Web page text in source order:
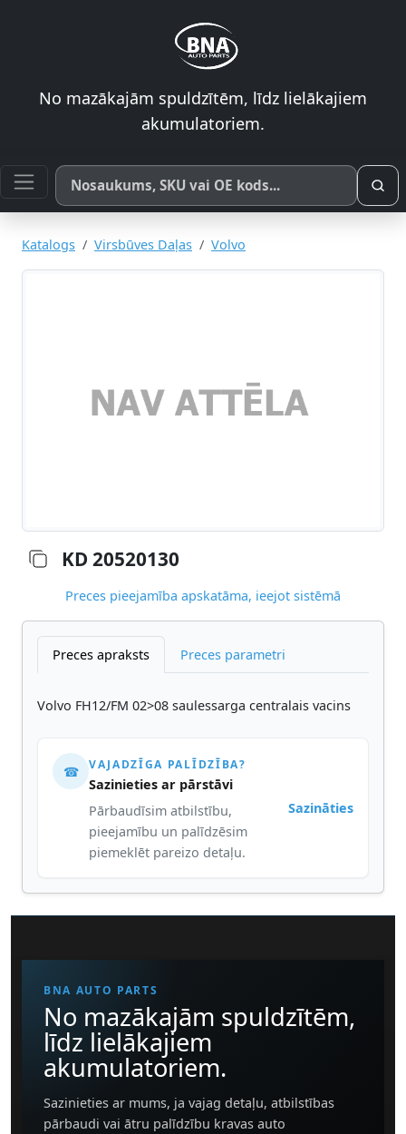
No mazākajām spuldzītēm, līdz lielākajiem
akumulatoriem.
Meklēt pēc produkta nosaukuma, SKU vai OE koda
Katalogs Virsbūves Daļas Volvo
KD 20520130
Preces pieejamība apskatāma, ieejot sistēmā
Preces apraksts Preces parametri
Volvo FH12/FM 02>08 saulessarga centralais vacins
☎ VAJADZĪGA PALĪDZĪBA?
Sazinieties ar pārstāvi
Pārbaudīsim atbilstību,
pieejamību un palīdzēsim
piemeklēt pareizo detaļu.
Sazināties
BNA AUTO PARTS
No mazākajām spuldzītēm,
līdz lielākajiem
akumulatoriem.
Sazinieties ar mums, ja vajag detaļu, atbilstības
pārbaudi vai ātru palīdzību kravas auto